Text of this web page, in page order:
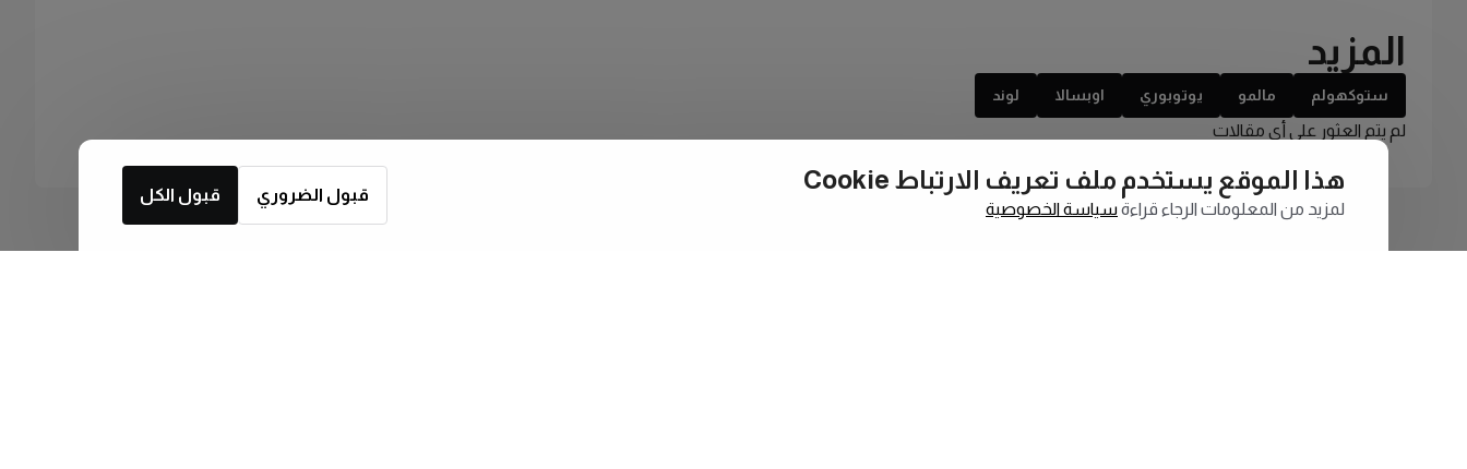
المزيد
ستوكهولم مالمو يوتوبوري اوبسالا لوند
لم يتم العثور على أي مقالات
هذا الموقع يستخدم ملف تعريف الارتباط Cookie
لمزيد من المعلومات الرجاء قراءة سياسة الخصوصية
قبول الكل قبول الضروري